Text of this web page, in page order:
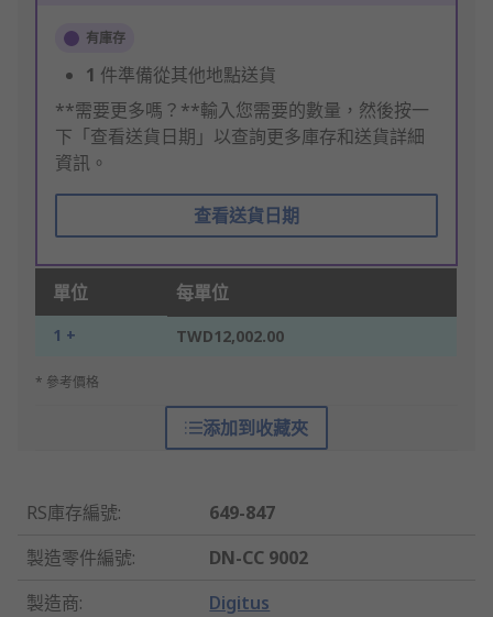
有庫存
1 件準備從其他地點送貨
**需要更多嗎？**輸入您需要的數量，然後按一
下「查看送貨日期」以查詢更多庫存和送貨詳細
資訊。
查看送貨日期
單位 每單位
1 + TWD12,002.00
* 參考價格
添加到收藏夾
RS庫存編號:
649-847
製造零件編號:
DN-CC 9002
製造商: Digitus